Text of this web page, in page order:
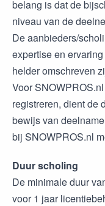
belang is dat de
niveau van de
De aanbieders/
expertise en
helder omschreven
Voor
registreren, dient de
bewijs van
bij SNOWPROS.nl
Duur scholing
De minimale duur
voor 1 jaar